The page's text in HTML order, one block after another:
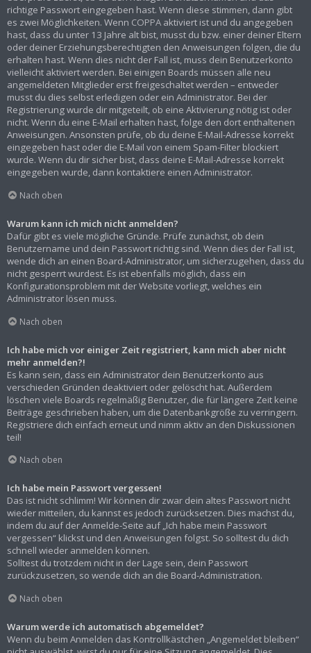
richtige Passwort eingegeben hast. Wenn diese stimmen, dann gibt
es zwei Möglichkeiten. Wenn COPPA aktiviert ist und du angegeben
hast, dass du unter 13 Jahre alt bist, musst du bzw. einer deiner Eltern
oder deiner Erziehungsberechtigten den Anweisungen folgen, die du
erhalten hast. Wenn dies nicht der Fall ist, muss dein Benutzerkonto
vielleicht aktiviert werden. Bei einigen Boards müssen alle neu
angemeldeten Mitglieder erst freigeschaltet werden – entweder
musst du dies selbst erledigen oder ein Administrator. Bei der
Registrierung wurde dir mitgeteilt, ob eine Aktivierung nötig ist oder
nicht. Wenn du eine E-Mail erhalten hast, folge den dort enthaltenen
Anweisungen. Ansonsten prüfe, ob du deine E-Mail-Adresse korrekt
eingegeben hast oder die E-Mail von einem Spam-Filter blockiert
wurde. Wenn du dir sicher bist, dass deine E-Mail-Adresse korrekt
eingegeben wurde, dann kontaktiere einen Administrator.
Nach oben
Warum kann ich mich nicht anmelden?
Dafür gibt es viele mögliche Gründe. Prüfe zunächst, ob dein
Benutzername und dein Passwort richtig sind. Wenn dies der Fall ist,
wende dich an einen Board-Administrator, um sicherzugehen, dass du
nicht gesperrt wurdest. Es ist ebenfalls möglich, dass ein
Konfigurationsproblem mit der Website vorliegt, welches ein
Administrator lösen muss.
Nach oben
Ich habe mich vor einiger Zeit registriert, kann mich aber nicht
mehr anmelden?!
Es kann sein, dass ein Administrator dein Benutzerkonto aus
verschieden Gründen deaktiviert oder gelöscht hat. Außerdem
löschen viele Boards regelmäßig Benutzer, die für längere Zeit keine
Beiträge geschrieben haben, um die Datenbankgröße zu verringern.
Registriere dich einfach erneut und nimm aktiv an den Diskussionen
teil!
Nach oben
Ich habe mein Passwort vergessen!
Das ist nicht schlimm! Wir können dir zwar dein altes Passwort nicht
wieder mitteilen, du kannst es jedoch zurücksetzen. Dies machst du,
indem du auf der Anmelde-Seite auf „Ich habe mein Passwort
vergessen“ klickst und den Anweisungen folgst. So solltest du dich
schnell wieder anmelden können.
Solltest du trotzdem nicht in der Lage sein, dein Passwort
zurückzusetzen, so wende dich an die Board-Administration.
Nach oben
Warum werde ich automatisch abgemeldet?
Wenn du beim Anmelden das Kontrollkästchen „Angemeldet bleiben“